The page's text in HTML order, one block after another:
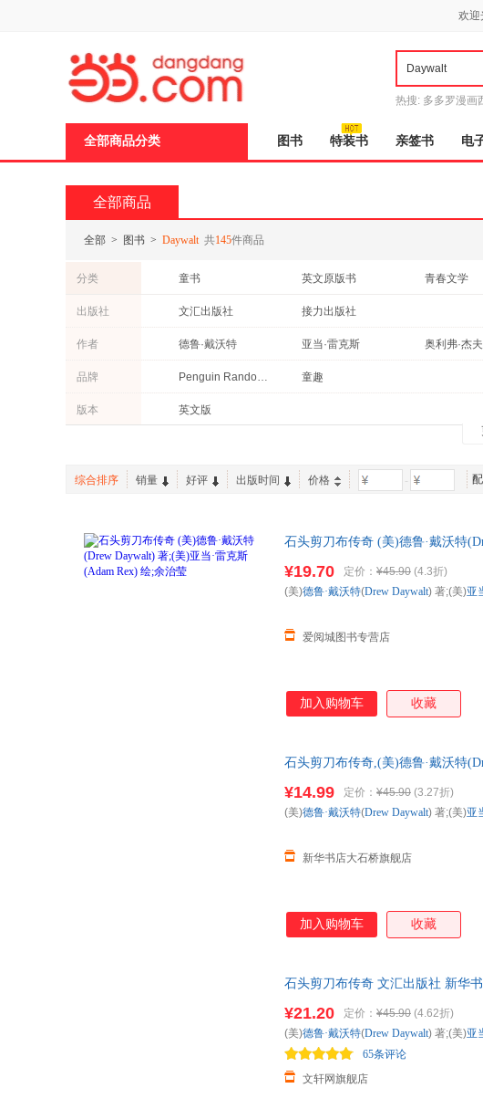
欢迎
热搜: 多多罗漫画
全部商品分类 图书 特装书 亲签书 电
全部商品
全部 > 图书 > Daywalt 共145件商品
分类 童书 英文原版书 青春文学
出版社 文汇出版社 接力出版社
作者 德鲁·戴沃特 亚当·雷克斯 奥利弗·杰
品牌 Penguin Random House 童趣
版本
英文版
综合排序 销量 好评 出版时间 价格 -
石头剪刀布传奇 (美)德鲁·戴沃特
¥19.70 定价： ¥45.90 (4.3折)
爱阅城图书专营店
(美)德鲁·戴沃特(Drew Daywalt) 著;(美)亚
加入购物车 收藏
石头剪刀布传奇,(美)德鲁·戴沃特
¥14.99 定价： ¥45.90 (3.27折)
新华书店大石桥旗舰店
(美)德鲁·戴沃特(Drew Daywalt) 著;(美)亚
加入购物车 收藏
石头剪刀布传奇 文汇出版社 新华
¥21.20 定价： ¥45.90 (4.62折)
文轩网旗舰店
65条评论
(美)德鲁·戴沃特(Drew Daywalt) 著;(美)亚
页